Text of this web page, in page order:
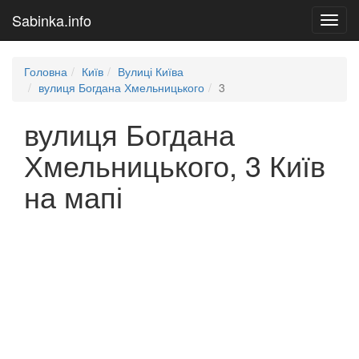
Sabinka.info
Головна Київ
Вулиці Київа
вулиця Богдана Хмельницького
3
вулиця Богдана
Хмельницького, 3 Київ
на мапі